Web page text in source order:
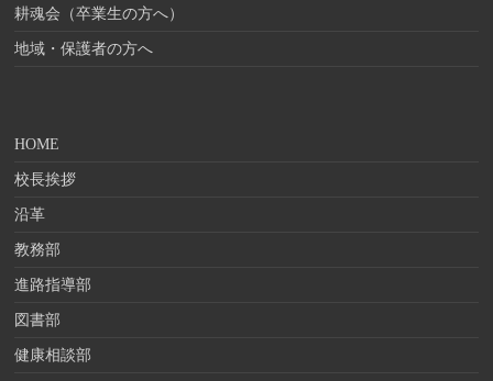
耕魂会（卒業生の方へ）
地域・保護者の方へ
HOME
校長挨拶
沿革
教務部
進路指導部
図書部
健康相談部